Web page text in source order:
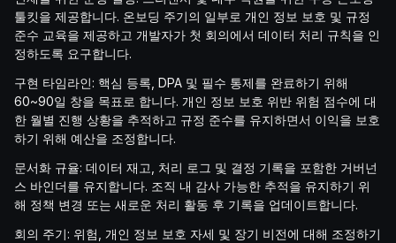
툴킷을 제공합니다. 온보딩 주기의 일부로 개인 정보 보호 및 규정
준수 교육을 제공하고 개발자가 첫 회의에서 데이터 처리 규칙을 인
정하도록 요구합니다.
구현 타임라인: 핵심 등록, DPA 및 필수 통제를 완료하기 위해
60~90일 창을 목표로 합니다. 개인 정보 보호 위반 위험 점수에 대
한 월별 진행 상황을 추적하고 규정 준수를 유지하면서 이익을 보호
하기 위해 예산을 조정합니다.
문서화 규율: 데이터 재고, 처리 로그 및 결정 기록을 포함한 거버넌
스 바인더를 유지합니다. 조직 내 감사 가능한 추적을 유지하기 위
해 정책 변경 또는 새로운 처리 활동 후 기록을 업데이트합니다.
회의 주기: 위험, 개인 정보 보호 자세 및 장기 비전에 대해 조정하기